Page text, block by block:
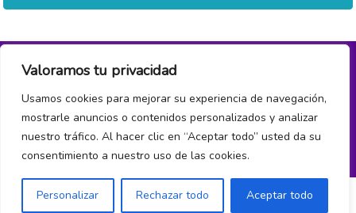
Valoramos tu privacidad
Usamos cookies para mejorar su experiencia de navegación,
mostrarle anuncios o contenidos personalizados y analizar
nuestro tráfico. Al hacer clic en “Aceptar todo” usted da su
consentimiento a nuestro uso de las cookies.
Personalizar Rechazar todo Aceptar todo
¿Hablamos?